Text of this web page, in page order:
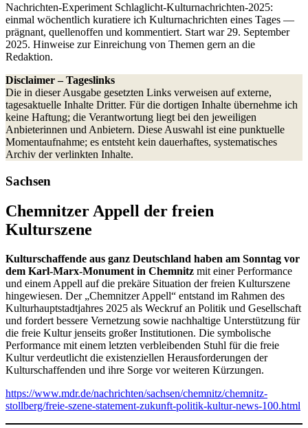
Nachrichten-Experiment Schlaglicht-Kulturnachrichten-2025:
einmal wöchentlich kuratiere ich Kulturnachrichten eines Tages —
prägnant, quellenoffen und kommentiert. Start war 29. September
2025. Hinweise zur Einreichung von Themen gern an die
Redaktion.
Disclaimer – Tageslinks
Die in dieser Ausgabe gesetzten Links verweisen auf externe,
tagesaktuelle Inhalte Dritter. Für die dortigen Inhalte übernehme ich
keine Haftung; die Verantwortung liegt bei den jeweiligen
Anbieterinnen und Anbietern. Diese Auswahl ist eine punktuelle
Momentaufnahme; es entsteht kein dauerhaftes, systematisches
Archiv der verlinkten Inhalte.
Sachsen
Chemnitzer Appell der freien
Kulturszene
Kulturschaffende aus ganz Deutschland haben am Sonntag vor
dem Karl-Marx-Monument in Chemnitz mit einer Performance
und einem Appell auf die prekäre Situation der freien Kulturszene
hingewiesen. Der „Chemnitzer Appell“ entstand im Rahmen des
Kulturhauptstadtjahres 2025 als Weckruf an Politik und Gesellschaft
und fordert bessere Vernetzung sowie nachhaltige Unterstützung für
die freie Kultur jenseits großer Institutionen. Die symbolische
Performance mit einem letzten verbleibenden Stuhl für die freie
Kultur verdeutlicht die existenziellen Herausforderungen der
Kulturschaffenden und ihre Sorge vor weiteren Kürzungen.
https://www.mdr.de/nachrichten/sachsen/chemnitz/chemnitz-
stollberg/freie-szene-statement-zukunft-politik-kultur-news-100.html